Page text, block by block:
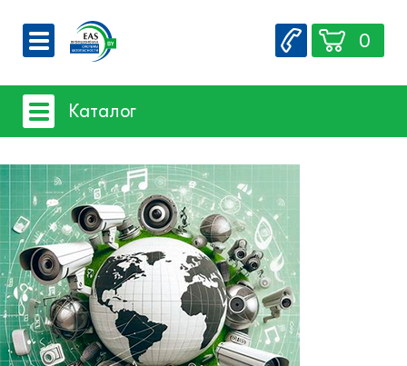
О компании
Вакансии
Контакты
0
Каталог
Системы видеонаблюдения
- iFLOW
- SpaceTechnology
- Dahua
- EZ-IP
- Hikvision
- Комплектующие и монтажный
материал